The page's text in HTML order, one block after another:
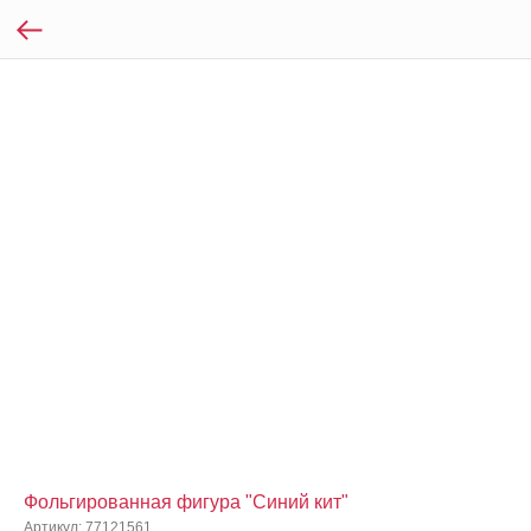
Фольгированная фигура "Синий кит"
Артикул: 77121561